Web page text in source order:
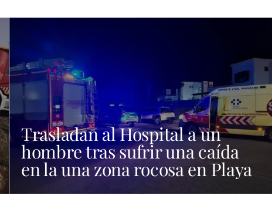
Trasladan al Hospital a un
hombre tras sufrir una caída
en la una zona rocosa en Playa